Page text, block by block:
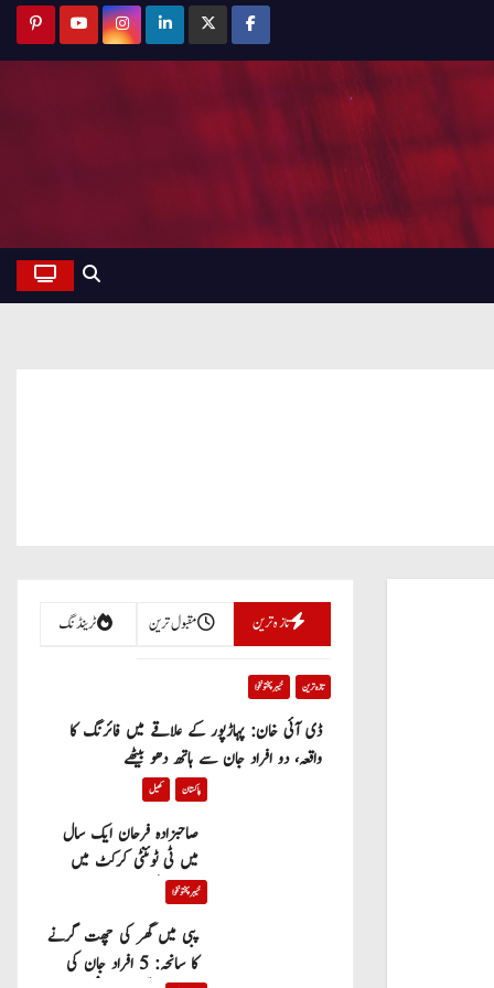
تازہ ترین مقبول ترین ٹرینڈنگ
تازہ ترین خیبر پختونخوا
ڈی آئی خان: پہاڑپور کے علاقے میں فائرنگ کا
واقعہ، دو افراد جان سے ہاتھ دھو بیٹھے
پاکستان کھیل
صاحبزادہ فرحان ایک سال
میں ٹی ٹوئنٹی کرکٹ میں
100 چھکے لگانے والے پہلے
پاکستانی بیٹر بن گئے
خیبر پختونخوا
پبی میں گھر کی چھت گرنے
کا سانحہ: 5 افراد جان کی